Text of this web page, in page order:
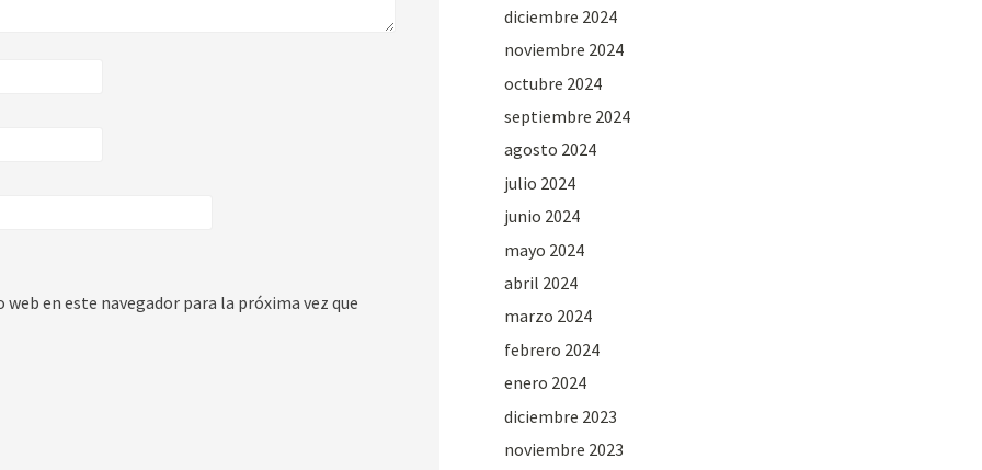
en este navegador para la próxima vez que
diciembre 2024
noviembre 2024
octubre 2024
septiembre 2024
agosto 2024
julio 2024
junio 2024
mayo 2024
abril 2024
marzo 2024
febrero 2024
enero 2024
diciembre 2023
noviembre 2023